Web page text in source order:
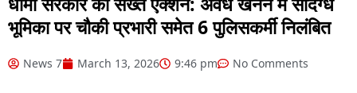
भूमिका पर चौकी प्रभारी समेत 6 पुलिसकर्मी निलंबित
News 7 March 13, 2026 9:46 pm No Comments